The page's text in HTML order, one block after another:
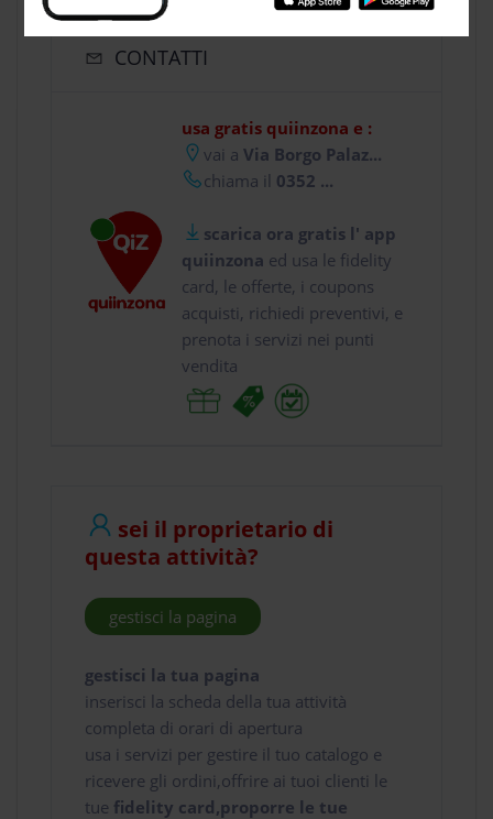
CONTATTI
usa gratis quiinzona e :
vai aVia Borgo Palaz...
chiama il 0352 ...
scarica ora gratis l' app
quiinzona ed usa le fidelity
card, le offerte, i coupons
acquisti, richiedi preventivi, e
prenota i servizi nei punti
vendita
sei il proprietario di
questa attività?
gestisci la pagina
gestisci la tua pagina
inserisci la scheda della tua attività
completa di orari di apertura
usa i servizi per gestire il tuo catalogo e
ricevere gli ordini,offrire ai tuoi clienti le
tue fidelity card,proporre le tue